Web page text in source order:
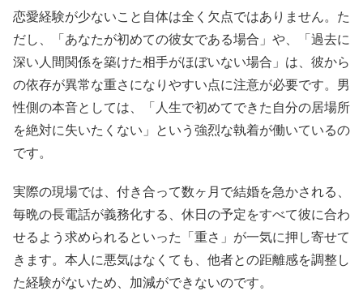
恋愛経験が少ないこと自体は全く欠点ではありません。た
だし、「あなたが初めての彼女である場合」や、「過去に
深い人間関係を築けた相手がほぼいない場合」は、彼から
の依存が異常な重さになりやすい点に注意が必要です。男
性側の本音としては、「人生で初めてできた自分の居場所
を絶対に失いたくない」という強烈な執着が働いているの
です。
実際の現場では、付き合って数ヶ月で結婚を急かされる、
毎晩の長電話が義務化する、休日の予定をすべて彼に合わ
せるよう求められるといった「重さ」が一気に押し寄せて
きます。本人に悪気はなくても、他者との距離感を調整し
た経験がないため、加減ができないのです。